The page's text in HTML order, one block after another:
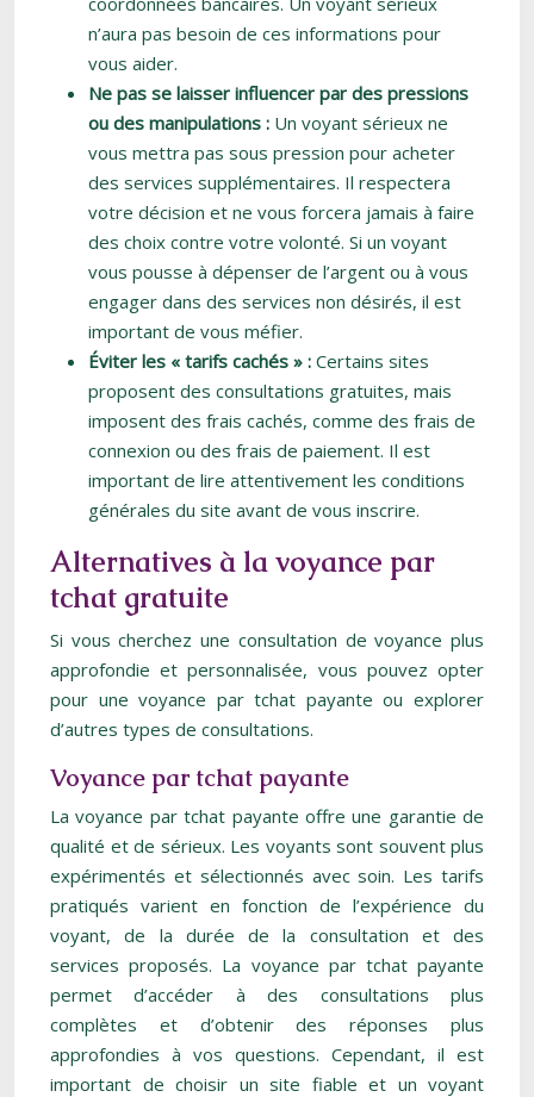
n’aura pas besoin de ces informations pour
vous aider.
Ne pas se laisser influencer par des pressions
ou des manipulations : Un voyant sérieux ne
vous mettra pas sous pression pour acheter
des services supplémentaires. Il respectera
votre décision et ne vous forcera jamais à faire
des choix contre votre volonté. Si un voyant
vous pousse à dépenser de l’argent ou à vous
engager dans des services non désirés, il est
important de vous méfier.
Éviter les « tarifs cachés » : Certains sites
proposent des consultations gratuites, mais
imposent des frais cachés, comme des frais de
connexion ou des frais de paiement. Il est
important de lire attentivement les conditions
générales du site avant de vous inscrire.
Alternatives à la voyance par
tchat gratuite
Si vous cherchez une consultation de voyance plus
approfondie et personnalisée, vous pouvez opter
pour une voyance par tchat payante ou explorer
d’autres types de consultations.
Voyance par tchat payante
La voyance par tchat payante offre une garantie de
qualité et de sérieux. Les voyants sont souvent plus
expérimentés et sélectionnés avec soin. Les tarifs
pratiqués varient en fonction de l’expérience du
voyant, de la durée de la consultation et des
services proposés. La voyance par tchat payante
permet d’accéder à des consultations plus
complètes et d’obtenir des réponses plus
approfondies à vos questions. Cependant, il est
important de choisir un site fiable et un voyant